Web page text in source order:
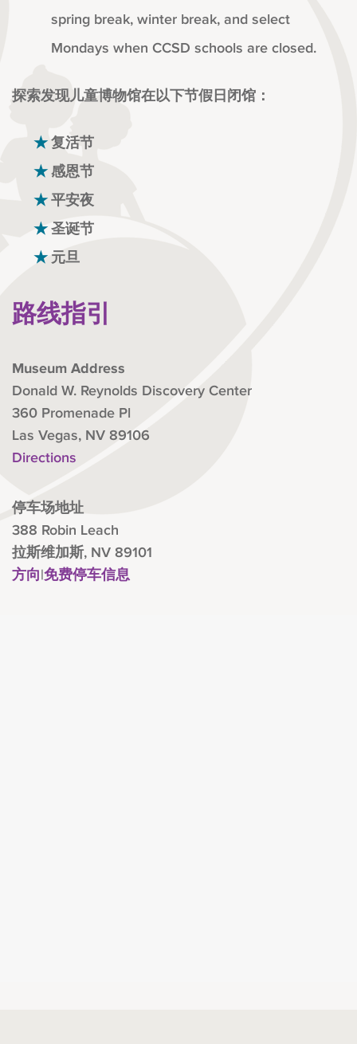
spring break, winter break, and select
Mondays when CCSD schools are closed.
探索发现儿童博物馆在以下节假日闭馆：
复活节
感恩节
平安夜
圣诞节
元旦
路线指引
Museum Address
Donald W. Reynolds Discovery Center
360 Promenade Pl
Las Vegas, NV 89106
Directions
停车场地址
388 Robin Leach
拉斯维加斯, NV 89101
方向|免费停车信息